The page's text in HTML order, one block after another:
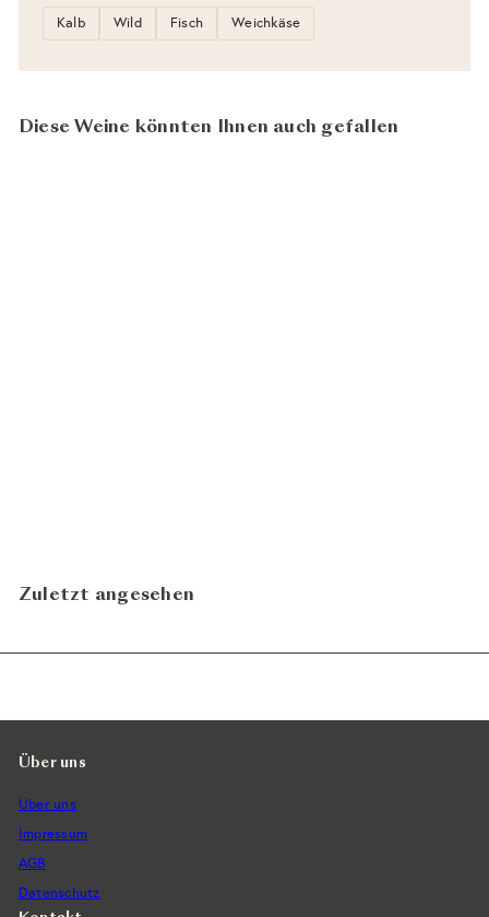
Kalb Wild Fisch Weichkäse
Diese Weine könnten Ihnen auch gefallen
Zuletzt angesehen
Über uns
Über uns
Impressum
AGB
Datenschutz